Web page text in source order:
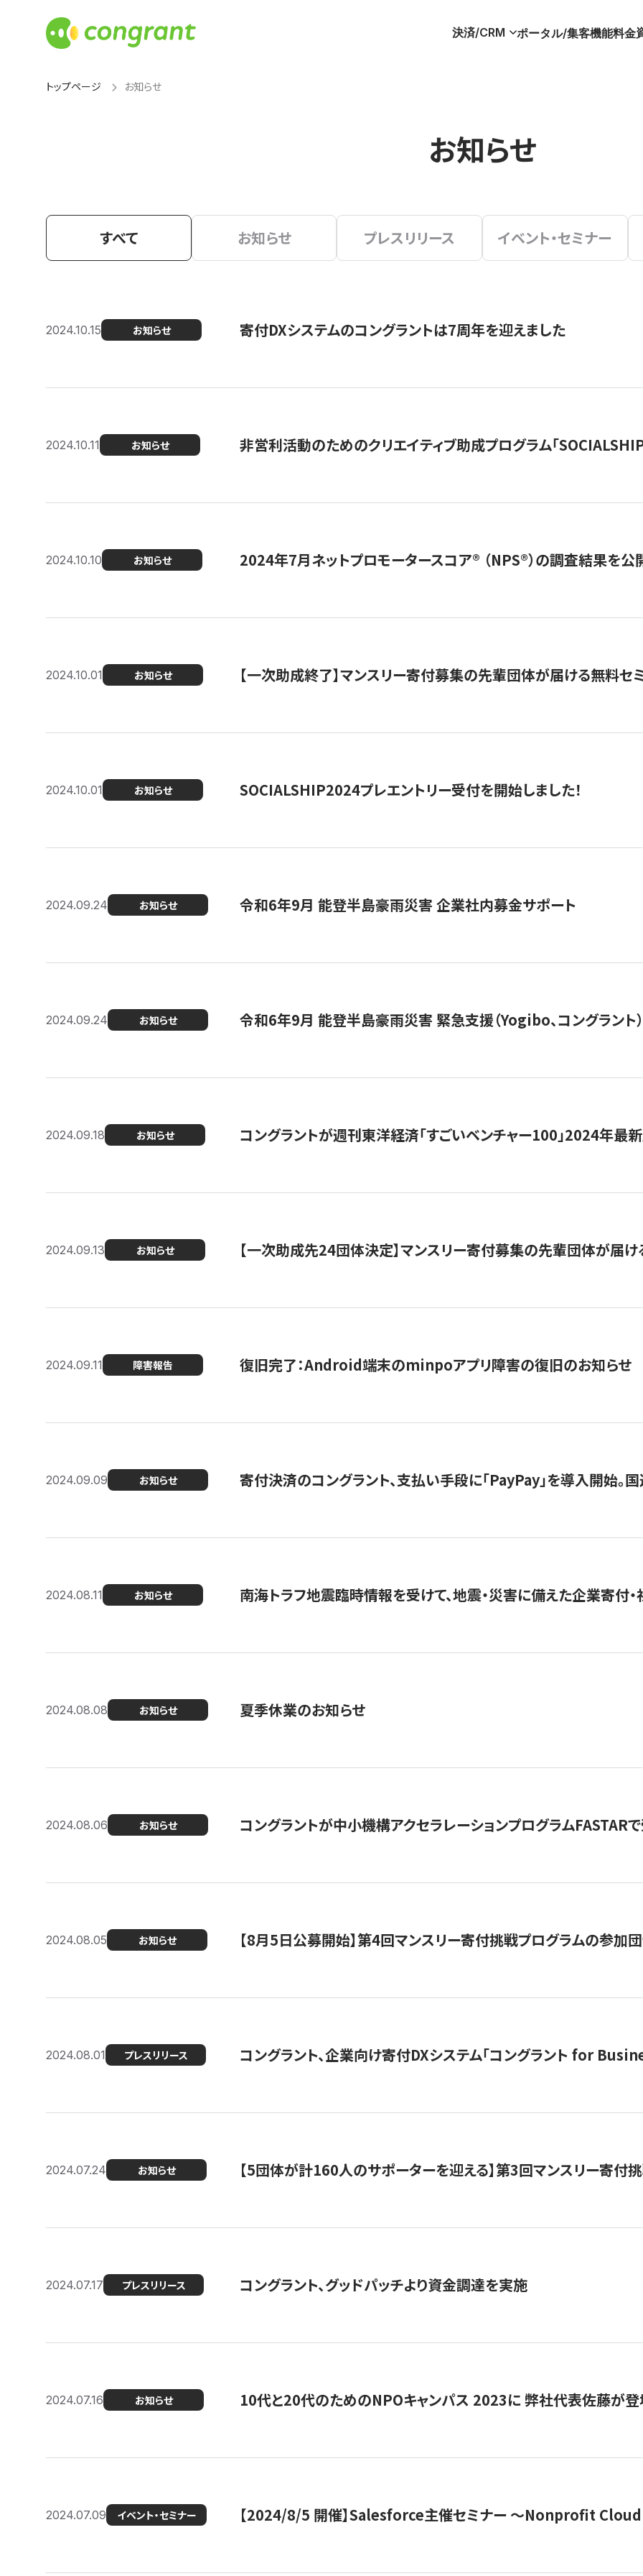
決済/CRM ポータル/集客機能料金
トップページ お知らせ
お知らせ
すべて お知らせ プレスリリース イベント・セミナー
2024.10.15 お知らせ 寄付DXシステムのコングラントは7周年を迎えました
2024.10.11 お知らせ 非営利活動のためのクリエイティブ助成プログラム「
2024.10.10 お知らせ 2024年7月ネットプロモータースコア®︎ （NPS®︎）の調査結果を公
2024.10.01 お知らせ 【一次助成終了】マンスリー寄付募集の先輩団体が届ける無料セ
2024.10.01 お知らせ SOCIALSHIP2024プレエントリー受付を開始しました！
2024.09.24 お知らせ 令和6年9月 能登半島豪雨災害 企業社内募金サポート
2024.09.24 お知らせ 令和6年9月 能登半島豪雨災害 緊急支援（Yogibo、コングラント）
2024.09.18 お知らせ コングラントが週刊東洋経済「すごいベンチャー100」2024年最
2024.09.13 お知らせ 【一次助成先24団体決定】マンスリー寄付募集の先輩団体が届
2024.09.11 障害報告 復旧完了：Android端末のminpoアプリ障害の復旧のお知らせ
2024.09.09 お知らせ 寄付決済のコングラント、支払い手段に「PayPay」を導入開始。
2024.08.11 お知らせ 南海トラフ地震臨時情報を受けて、地震・災害に備えた企業寄付
2024.08.08 お知らせ 夏季休業のお知らせ
2024.08.06 お知らせ コングラントが中小機構アクセラレーションプログラムFASTAR
2024.08.05 お知らせ 【8月5日公募開始】第4回マンスリー寄付挑戦プログラムの参加
2024.08.01 プレスリリース コングラント、企業向け寄付DXシステム「コングラント for
2024.07.24 お知らせ 【5団体が計160人のサポーターを迎える】​​第3回マンスリー寄付
2024.07.17 プレスリリース コングラント、グッドパッチより資金調達を実施
2024.07.16 お知らせ 10代と20代のためのNPOキャンパス 2023に 弊社代表佐藤が
2024.07.09 イベント・セミナー 【2024/8/5 開催】Salesforce主催セミナー 〜Nonprofit